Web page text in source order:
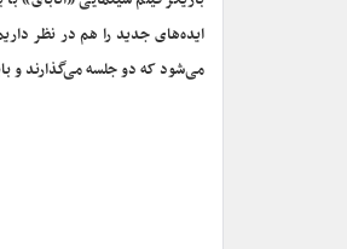
ایده‌های جدید را هم در نظر
می‌شود که دو جلسه می‌گذارند و